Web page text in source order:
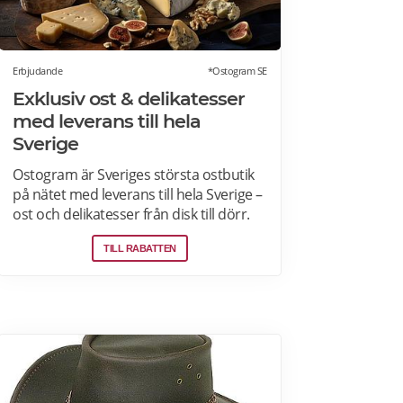
Erbjudande *Ostogram SE
Exklusiv ost & delikatesser
med leverans till hela
Sverige
Ostogram är Sveriges största ostbutik
på nätet med leverans till hela Sverige –
ost och delikatesser från disk till dörr.
Ost- & charkprodukter. Färdiga
presentlådor. Ostbrickor. Ostogram
leverans. Läs mer om Ostogram
erbjudanden här>>>
TILL RABATTEN